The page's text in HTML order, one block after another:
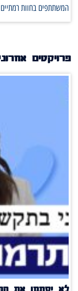
המשתתפים בחוות
פרויקטים